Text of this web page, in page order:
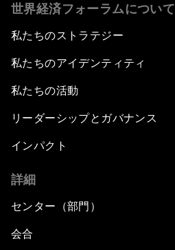
世界経済フォーラムについて
私たちのストラテジー
私たちのアイデンティティ
私たちの活動
リーダーシップとガバナンス
インパクト
詳細
センター（部門）
会合